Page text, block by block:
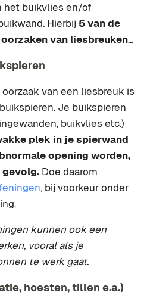
het buikvlies en/of
Hierbij 5 van de
van liesbreuken…
van een liesbreuk is
Je buikspieren
buikvlies etc.)
plek in je spierwand
opening worden,
Doe daarom
, bij voorkeur onder
kunnen ook een
vooral als je
te werk gaat.
hoesten, tillen e.a.)